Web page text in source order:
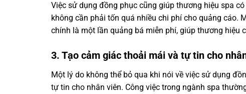
Việc sử dụng đồng phục cũng giúp thương hiệu spa
không cần phải tốn quá nhiều chi phí cho quảng cáo.
chính là một lần quảng bá miễn phí, giúp thương hiệu
3. Tạo cảm giác thoải mái và tự tin cho
Một lý do không thể bỏ qua khi nói về việc sử dụng
tự tin cho nhân viên. Công việc trong ngành spa